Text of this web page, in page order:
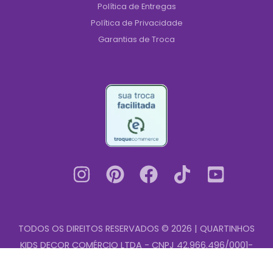
Política de Entregas
Política de Privacidade
Garantias de Troca
TODOS OS DIREITOS RESERVADOS © 2026 | QUARTINHOS
KIDS DECOR COMÉRCIO LTDA - CNPJ 42.966.496/0001-